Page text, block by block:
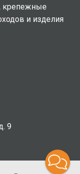
крепежные
и изделия
9